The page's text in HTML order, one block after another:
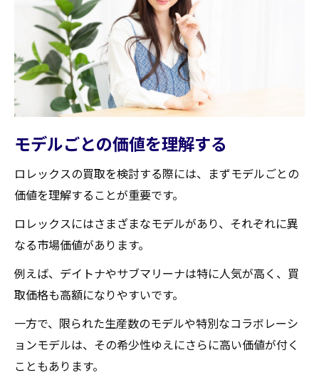
モデルごとの価値を理解する
ロレックスの買取を検討する際には、まずモデルごとの
価値を理解することが重要です。
ロレックスにはさまざまなモデルがあり、それぞれに異
なる市場価値があります。
例えば、デイトナやサブマリーナは特に人気が高く、買
取価格も高額になりやすいです。
一方で、限られた生産数のモデルや特別なコラボレーシ
ョンモデルは、その希少性ゆえにさらに高い価値が付く
こともあります。